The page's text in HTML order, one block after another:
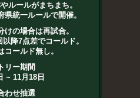
ルールがまちまち。
統一ルールで開催。
けの場合は再試合。
降7点差でコールド。
コールド無し。
リー期間
~ 11月18日
わせ抽選